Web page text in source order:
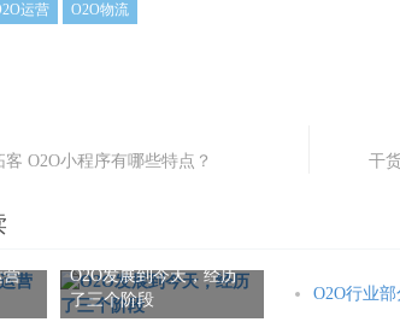
运营 O2O物流
O2O小程序有哪些特点？
干
营
O2O发展到今天，经历
了三个阶段
O2O行业